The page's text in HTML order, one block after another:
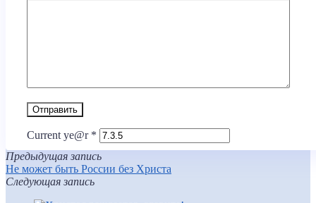
Current ye@r *
Предыдущая запись
Не может быть России без Христа
Следующая запись